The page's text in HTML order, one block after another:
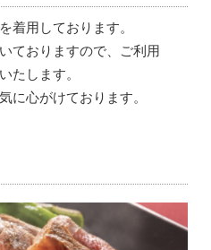
着用しております。
ておりますので、ご利用
たします。
に心がけております。